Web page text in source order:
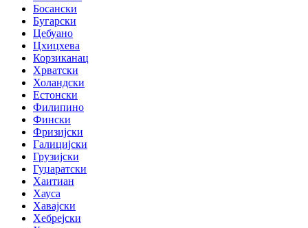
Босански
Бугарски
Цебуано
Цхицхева
Корзиканац
Хрватски
Холандски
Естонски
Филипино
Фински
Фризијски
Галицијски
Грузијски
Гуџаратски
Хаитиан
Хауса
Хавајски
Хебрејски